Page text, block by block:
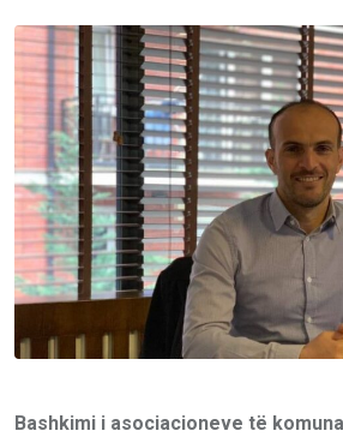
Email
Bashkimi i asociacioneve të